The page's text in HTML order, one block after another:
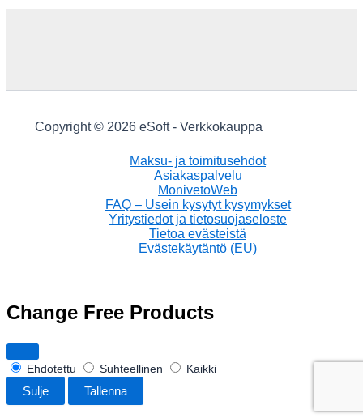
Copyright © 2026 eSoft - Verkkokauppa
Maksu- ja toimitusehdot
Asiakaspalvelu
MonivetoWeb
FAQ – Usein kysytyt kysymykset
Yritystiedot ja tietosuojaseloste
Tietoa evästeistä
Evästekäytäntö (EU)
Change Free Products
Ehdotettu Suhteellinen Kaikki
Sulje Tallenna